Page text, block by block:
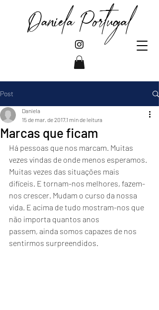
Daniela Portugal
Post
Marcas que ficam
Daniela
15 de mar. de 20171 min de leitura
Há pessoas que nos marcam. Muitas
vezes vindas de onde menos esperamos.
Muitas vezes das situações mais
difíceis. E tornam-nos melhores, fazem-
nos crescer. Mudam o curso da nossa
vida. E acima de tudo mostram-nos que
não importa quantos anos
passem, ainda somos capazes de nos
sentirmos surpreendidos.